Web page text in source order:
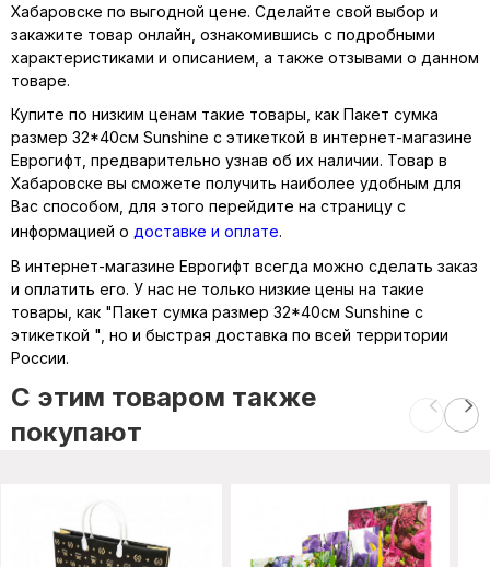
Хабаровске по выгодной цене. Сделайте свой выбор и
закажите товар онлайн, ознакомившись с подробными
характеристиками и описанием, а также отзывами о данном
товаре.
Купите по низким ценам такие товары, как Пакет сумка
размер 32*40см Sunshine с этикеткой в интернет-магазине
Еврогифт, предварительно узнав об их наличии. Товар в
Хабаровске вы сможете получить наиболее удобным для
Вас способом, для этого перейдите на страницу с
информацией о доставке и оплате.
В интернет-магазине Еврогифт всегда можно сделать заказ
и оплатить его. У нас не только низкие цены на такие
товары, как "Пакет сумка размер 32*40см Sunshine с
этикеткой ", но и быстрая доставка по всей территории
России.
C этим товаром также
покупают